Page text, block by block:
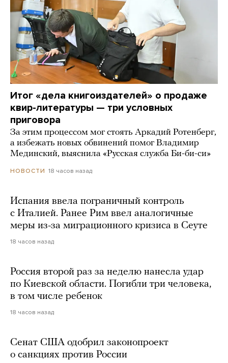
Итог «дела книгоиздателей» о продаже
квир-литературы — три условных
приговора
За этим процессом мог стоять Аркадий Ротенберг,
а избежать новых обвинений помог Владимир
Мединский, выяснила «Русская служба Би-би-си»
НОВОСТИ 18 часов назад
Испания ввела пограничный контроль
с Италией. Ранее Рим ввел аналогичные
меры из-за миграционного кризиса в Сеуте
18 часов назад
Россия второй раз за неделю нанесла удар
по Киевской области. Погибли три человека,
в том числе ребенок
18 часов назад
Сенат США одобрил законопроект
о санкциях против России